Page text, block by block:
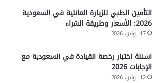
التأمين الطبي للزيارة العائلية في السعودية
2026: الأسعار وطريقة الشراء
17 يونيو، 2026
اسئلة اختبار رخصة القيادة في السعودية مع
الإجابات 2026
12 يونيو، 2026